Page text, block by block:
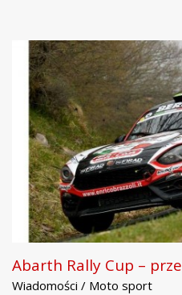
Abarth Rally Cup –
Wiadomości / Moto sport